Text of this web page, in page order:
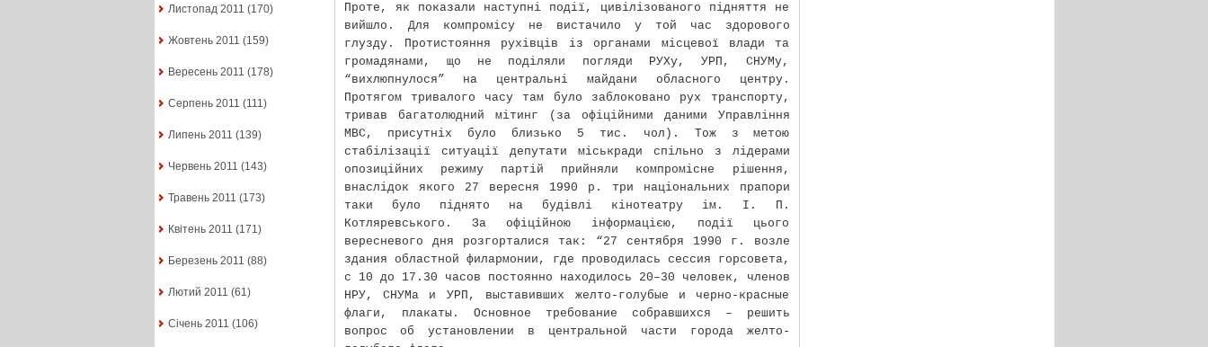
Листопад 2011 (170)
Жовтень 2011 (159)
Вересень 2011 (178)
Серпень 2011 (111)
Липень 2011 (139)
Червень 2011 (143)
Травень 2011 (173)
Квітень 2011 (171)
Березень 2011 (88)
Лютий 2011 (61)
Січень 2011 (106)
Проте, як показали наступні події, цивілізованого підняття не
вийшло. Для компромісу не вистачило у той час здорового
глузду. Протистояння рухівців із органами місцевої влади та
громадянами, що не поділяли погляди РУХу, УРП, СНУМу,
“вихлюпнулося” на центральні майдани обласного центру.
Протягом тривалого часу там було заблоковано рух транспорту,
тривав багатолюдний мітинг (за офіційними даними Управління
МВС, присутніх було близько 5 тис. чол). Тож з метою
стабілізації ситуації депутати міськради спільно з лідерами
опозиційних режиму партій прийняли компромісне рішення,
внаслідок якого 27 вересня 1990 р. три національних прапори
таки було піднято на будівлі кінотеатру ім. І. П.
Котляревського. За офіційною інформацією, події цього
вересневого дня розгорталися так: “27 сентября 1990 г. возле
здания областной филармонии, где проводилась сессия горсовета,
с 10 до 17.30 часов постоянно находилось 20–30 человек, членов
НРУ, СНУМа и УРП, выставивших желто-голубые и черно-красные
флаги, плакаты. Основное требование собравшихся – решить
вопрос об установлении в центральной части города желто-